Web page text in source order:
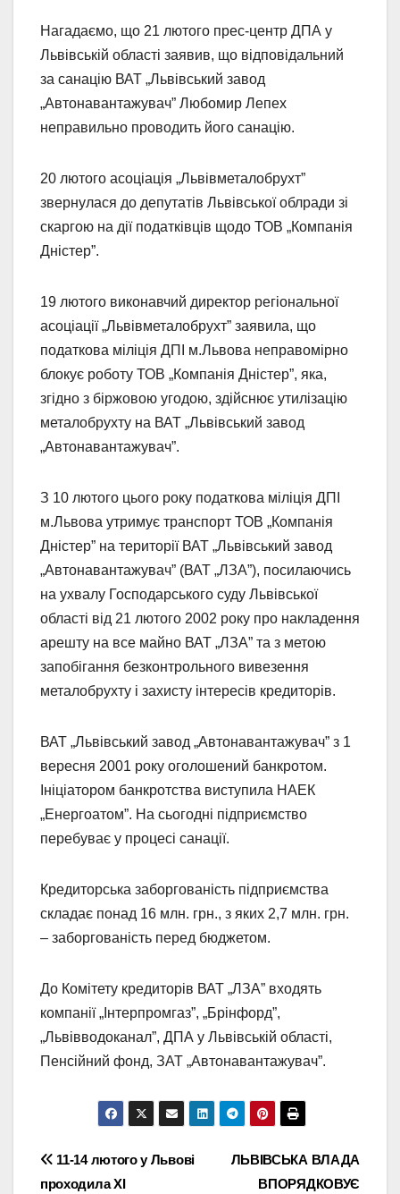
Нагадаємо, що 21 лютого прес-центр ДПА у
Львівській області заявив, що відповідальний
за санацію ВАТ „Львівський завод
„Автонавантажувач” Любомир Лепех
неправильно проводить його санацію.
20 лютого асоціація „Львівметалобрухт”
звернулася до депутатів Львівської облради зі
скаргою на дії податківців щодо ТОВ „Компанія
Дністер”.
19 лютого виконавчий директор регіональної
асоціації „Львівметалобрухт” заявила, що
податкова міліція ДПІ м.Львова неправомірно
блокує роботу ТОВ „Компанія Дністер”, яка,
згідно з біржовою угодою, здійснює утилізацію
металобрухту на ВАТ „Львівський завод
„Автонавантажувач”.
З 10 лютого цього року податкова міліція ДПІ
м.Львова утримує транспорт ТОВ „Компанія
Дністер” на території ВАТ „Львівський завод
„Автонавантажувач” (ВАТ „ЛЗА”), посилаючись
на ухвалу Господарського суду Львівської
області від 21 лютого 2002 року про накладення
арешту на все майно ВАТ „ЛЗА” та з метою
запобігання безконтрольного вивезення
металобрухту і захисту інтересів кредиторів.
ВАТ „Львівський завод „Автонавантажувач” з 1
вересня 2001 року оголошений банкротом.
Ініціатором банкротства виступила НАЕК
„Енергоатом”. На сьогодні підприємство
перебуває у процесі санації.
Кредиторська заборгованість підприємства
складає понад 16 млн. грн., з яких 2,7 млн. грн.
– заборгованість перед бюджетом.
До Комітету кредиторів ВАТ „ЛЗА” входять
компанії „Інтерпромгаз”, „Брінфорд”,
„Львівводоканал”, ДПА у Львівській області,
Пенсійний фонд, ЗАТ „Автонавантажувач”.
Навігація
ЛЬВІВСЬКА ВЛАДА
ВПОРЯДКОВУЄ
11-14 лютого у Львові
проходила ХІ